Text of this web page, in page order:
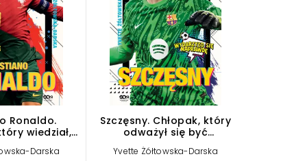
Ronaldo.
wiedział,
(e-book)
Darska
Szczęsny. Chłopak, który
odważył się być
bramkarzem (e-book)
Yvette Żółtowska-Darska